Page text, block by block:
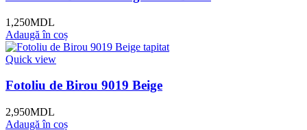
1,250MDL
Adaugă în coș
Quick view
Fotoliu de Birou 9019 Beige
2,950MDL
Adaugă în coș